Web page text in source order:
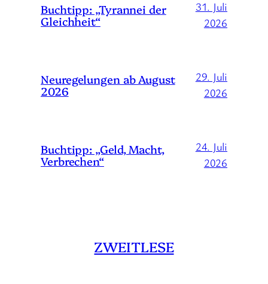
Buchtipp: „Tyrannei der
Gleichheit“
31. Juli
2026
Neuregelungen ab August
2026
29. Juli
2026
Buchtipp: „Geld, Macht,
Verbrechen“
24. Juli
2026
ZWEITLESE